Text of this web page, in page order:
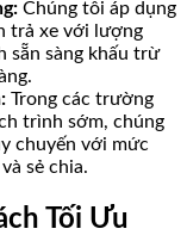
Chúng tôi áp dụng
trả xe với lượng
sẵn sàng khấu trừ
Trong các trường
trình sớm, chúng
chuyến với mức
sẻ chia.
Tối Ưu